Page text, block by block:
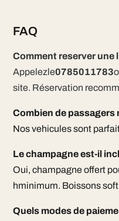
FAQ
Comment reserver une
Appelezle0785011783
site. Réservation
Combien de passagers
Nos vehicules sont
Le champagne est-il
Oui, champagne offert
hminimum. Boissons
Quels modes de